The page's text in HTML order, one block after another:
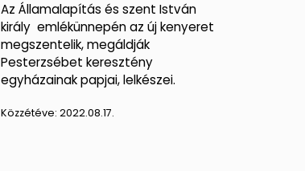
Az Államalapítás és szent István
király emlékünnepén az új kenyeret
megszentelik, megáldják
Pesterzsébet keresztény
egyházainak papjai, lelkészei.
Közzétéve: 2022.08.17.